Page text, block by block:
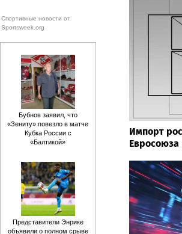
Импорт
Евросоюза
Спортивные новости от
Sportsweek.org
Бубнов заявил, что
«Зениту» повезло в матче
Кубка России с
«Балтикой»
Представители Энрике
объявили о полном срыве